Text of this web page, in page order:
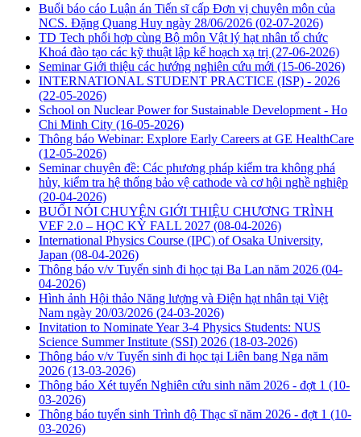
Buổi báo cáo Luận án Tiến sĩ cấp Đơn vị chuyên môn của
NCS. Đặng Quang Huy ngày 28/06/2026 (02-07-2026)
TD Tech phối hợp cùng Bộ môn Vật lý hạt nhân tổ chức
Khoá đào tạo các kỹ thuật lập kế hoạch xạ trị (27-06-2026)
Seminar Giới thiệu các hướng nghiên cứu mới (15-06-2026)
INTERNATIONAL STUDENT PRACTICE (ISP) - 2026
(22-05-2026)
School on Nuclear Power for Sustainable Development - Ho
Chi Minh City (16-05-2026)
Thông báo Webinar: Explore Early Careers at GE HealthCare
(12-05-2026)
Seminar chuyên đề: Các phương pháp kiểm tra không phá
hủy, kiểm tra hệ thống bảo vệ cathode và cơ hội nghề nghiệp
(20-04-2026)
BUỔI NÓI CHUYỆN GIỚI THIỆU CHƯƠNG TRÌNH
VEF 2.0 – HỌC KỲ FALL 2027 (08-04-2026)
International Physics Course (IPC) of Osaka University,
Japan (08-04-2026)
Thông báo v/v Tuyển sinh đi học tại Ba Lan năm 2026 (04-
04-2026)
Hình ảnh Hội thảo Năng lượng và Điện hạt nhân tại Việt
Nam ngày 20/03/2026 (24-03-2026)
Invitation to Nominate Year 3-4 Physics Students: NUS
Science Summer Institute (SSI) 2026 (18-03-2026)
Thông báo v/v Tuyển sinh đi học tại Liên bang Nga năm
2026 (13-03-2026)
Thông báo Xét tuyển Nghiên cứu sinh năm 2026 - đợt 1 (10-
03-2026)
Thông báo tuyển sinh Trình độ Thạc sĩ năm 2026 - đợt 1 (10-
03-2026)